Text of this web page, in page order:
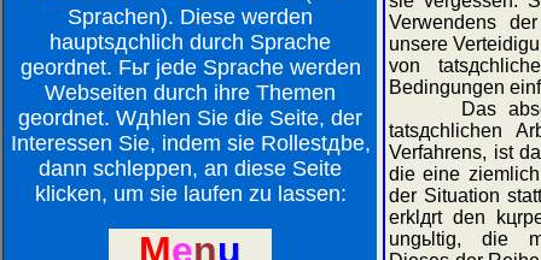
Sprachen). Diese werden
hauptsдchlich durch Sprache
geordnet. Fьr jede Sprache werden
Webseiten durch ihre Themen
geordnet. Wдhlen Sie die Seite, der
Interessen Sie, indem sie Rollestдbe,
dann schleppen, an diese Seite
klicken, um sie laufen zu lassen:
Verwendens
unsere
von
Bedingungen
Das
tatsдchlichen
Verfahrens, ist
die eine
der Situation
erklдrt den
ungьltig, die